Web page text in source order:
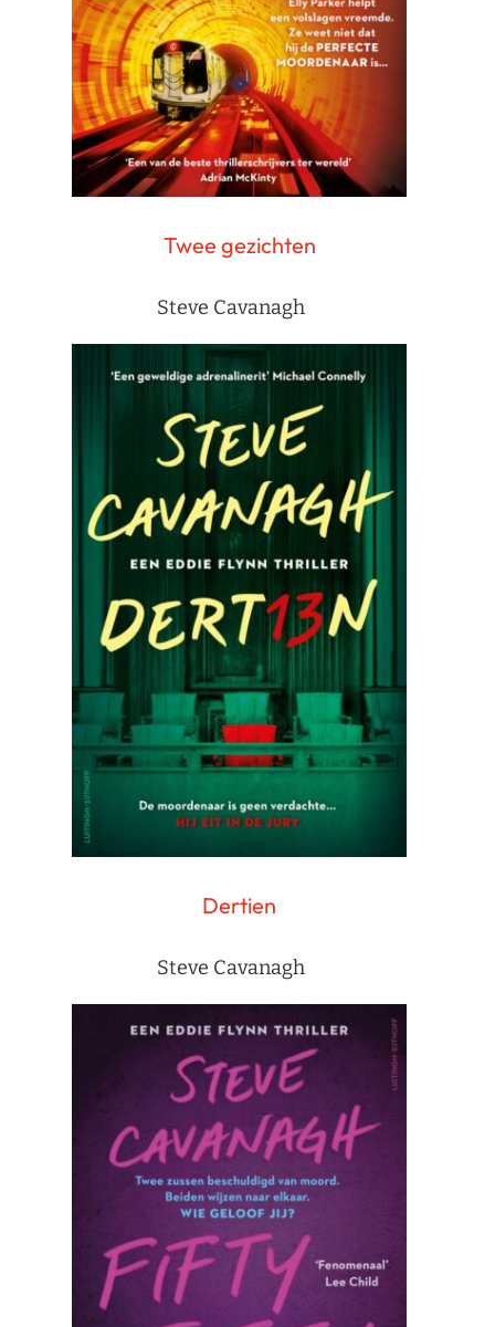
Twee gezichten
Steve Cavanagh
Dertien
Steve Cavanagh